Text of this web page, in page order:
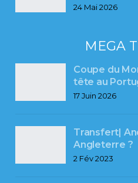
24 Mai 2026
MEGA
Coupe du
tête au
17 Juin 2026
Transfert|
Angleterre ?
2 Fév 2023